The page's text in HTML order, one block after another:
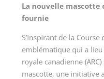
La nouvelle mascotte
fournie
S’inspirant de la
emblématique qui a
royale canadienne
mascotte, une initiative